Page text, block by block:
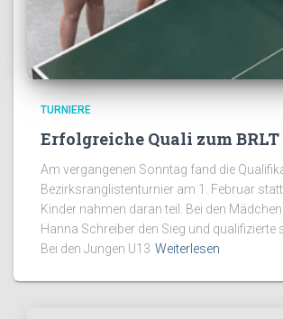
TURNIERE
Erfolgreiche Quali zum BRLT
Am vergangenen Sonntag fand die
Bezirksranglistenturnier am 1. Februar
Kinder nahmen daran teil. Bei den
Hanna Schreiber den Sieg und qualifizierte
Bei den Jungen U13 Weiterlesen